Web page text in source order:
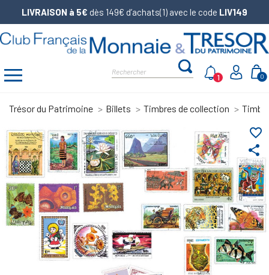
LIVRAISON à 5€ dès 149€ d’achats(1) avec le code LIV149
0
1
Trésor du Patrimoine Billets Timbres de collection
share
favorite_border